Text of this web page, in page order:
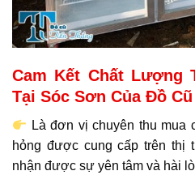
Cam Kết Chất Lượng
Tại Sóc Sơn Của Đồ
Là đơn vị chuyên thu mua
hỏng được cung cấp trên thị
nhận được sự yên tâm và hài